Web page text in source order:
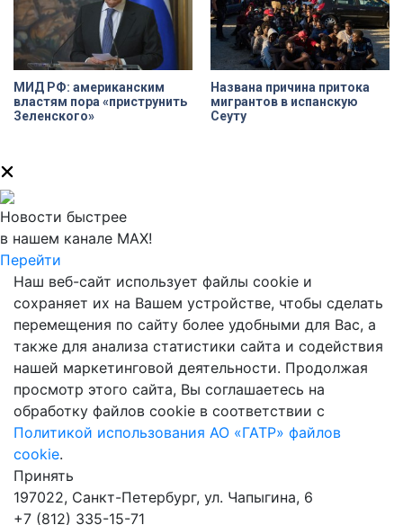
МИД РФ: американским
властям пора «приструнить
Зеленского»
Названа причина притока
мигрантов в испанскую
Сеуту
Новости быстрее
в нашем канале MAX!
Перейти
Наш веб-сайт использует файлы cookie и
сохраняет их на Вашем устройстве, чтобы сделать
перемещения по сайту более удобными для Вас, а
также для анализа статистики сайта и содействия
нашей маркетинговой деятельности. Продолжая
просмотр этого сайта, Вы соглашаетесь на
обработку файлов cookie в соответствии с
Политикой использования АО «ГАТР» файлов
cookie.
Принять
197022, Санкт-Петербург, ул. Чапыгина, 6
+7 (812) 335-15-71